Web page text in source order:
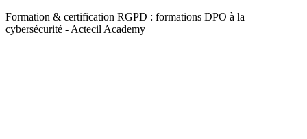
Formation & certification RGPD : formations DPO à la
cybersécurité - Actecil Academy